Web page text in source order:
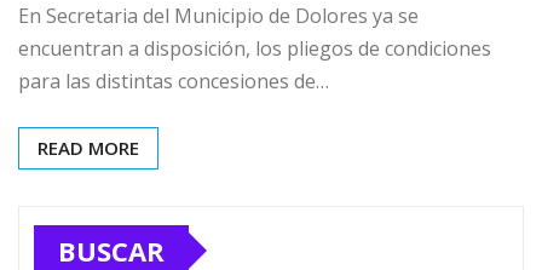
En Secretaria del Municipio de Dolores ya se
encuentran a disposición, los pliegos de condiciones
para las distintas concesiones de…
READ MORE
BUSCAR